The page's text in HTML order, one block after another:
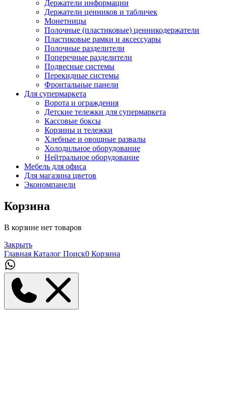
Держатели информации
Держатели ценников и табличек
Монетницы
Полочные (пластиковые) ценникодержатели
Пластиковые рамки и аксессуары
Полочные разделители
Поперечные разделители
Подвесные системы
Перекидные системы
Фронтальные панели
Для супермаркета
Ворота и ограждения
Детские тележки для супермаркета
Кассовые боксы
Корзины и тележки
Хлебные и овощные развалы
Холодильное оборудование
Нейтральное оборудование
Мебель для офиса
Для магазина цветов
Экономпанели
Корзина
В корзине нет товаров
Закрыть
Главная Каталог Поиск0 Корзина